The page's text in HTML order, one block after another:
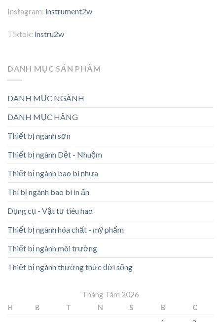
Instagram: instrument2w
Tiktok: instru2w
DANH MỤC SẢN PHẨM
DANH MỤC NGÀNH
DANH MỤC HÃNG
Thiết bị ngành sơn
Thiết bị ngành Dệt - Nhuộm
Thiết bị ngành bao bì nhựa
Thí bị ngành bao bì in ấn
Dụng cụ - Vật tư tiêu hao
Thiết bị ngành hóa chất - mỹ phẩm
Thiết bị ngành môi trường
Thiết bị ngành thường thức đời sống
Tháng Tám 2026
H B T N S B
C